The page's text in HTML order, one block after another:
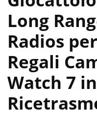
Long
Radios
Regali
Watch 7